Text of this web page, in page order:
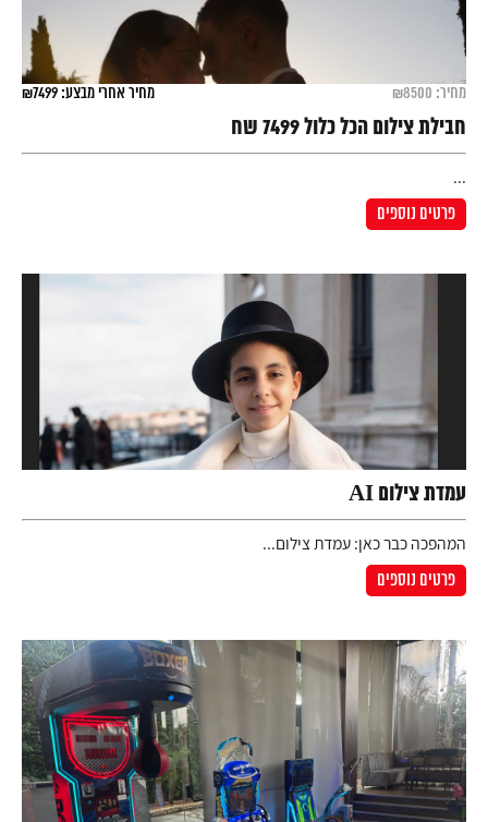
מחיר: ₪8500 מחיר אחרי מבצע: ₪7499
חבילת צילום הכל כלול 7499 שח
...
פרטים נוספים
עמדת צילום AI
המהפכה כבר כאן: עמדת צילום...
פרטים נוספים